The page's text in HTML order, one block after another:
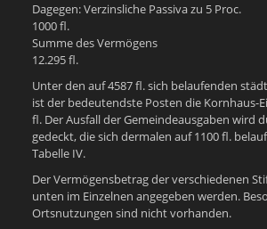
Dagegen: Verzinsliche Passiva zu 5 Proc.
1000 fl.
Summe des Vermögens
12.295 fl.
Unter den auf 4587 fl. sich belaufenden
ist der bedeutendste Posten die Kornhaus-
fl. Der Ausfall der Gemeindeausgaben wird
gedeckt, die sich dermalen auf 1100 fl.
Tabelle IV.
Der Vermögensbetrag der verschiedenen
unten im Einzelnen angegeben werden.
Ortsnutzungen sind nicht vorhanden.